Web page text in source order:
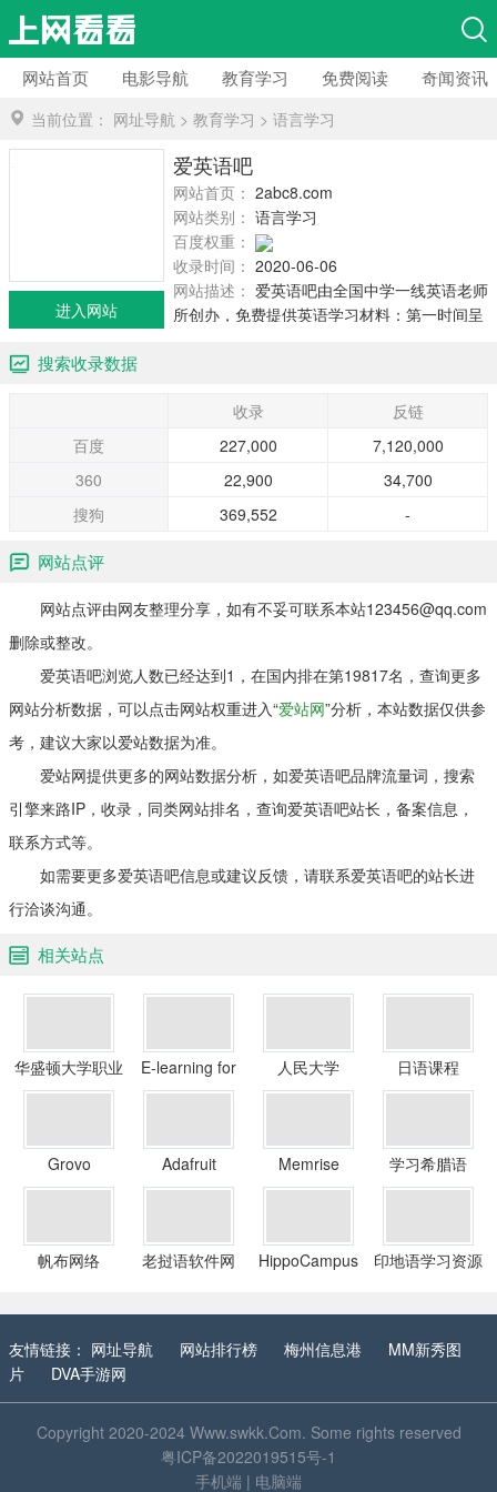
网站首页 电影导航 教育学习 免费阅读 奇闻资讯
当前位置： 网址导航 > 教育学习 > 语言学习
爱英语吧
网站首页： 2abc8.com
网站类别： 语言学习
百度权重：
收录时间： 2020-06-06
网站描述： 爱英语吧由全国中学一线英语老师
所创办，免费提供英语学习材料：第一时间呈
进入网站
搜索收录数据
收录
反链
百度
227,000
7,120,000
360
22,900
34,700
搜狗
369,552 -
网站点评
网站点评由网友整理分享，如有不妥可联系本站123456@qq.com
删除或整改。
爱英语吧浏览人数已经达到1，在国内排在第19817名，查询更多
网站分析数据，可以点击网站权重进入“爱站网”分析，本站数据仅供参
考，建议大家以爱站数据为准。
爱站网提供更多的网站数据分析，如爱英语吧品牌流量词，搜索
引擎来路IP，收录，同类网站排名，查询爱英语吧站长，备案信息，
联系方式等。
如需要更多爱英语吧信息或建议反馈，请联系爱英语吧的站长进
行洽谈沟通。
相关站点
华盛顿大学职业
与继续教育
E-learning for
kids
人民大学 日语课程
Grovo
Adafruit
Learning System
Memrise 学习希腊语
帆布网络 老挝语软件网 HippoCampus 印地语学习资源
友情链接： 网址导航 网站排行榜 梅州信息港
MM新秀图
片
DVA手游网
Copyright 2020-2024 Www.swkk.Com. Some rights reserved
粤ICP备2022019515号-1
手机端 | 电脑端